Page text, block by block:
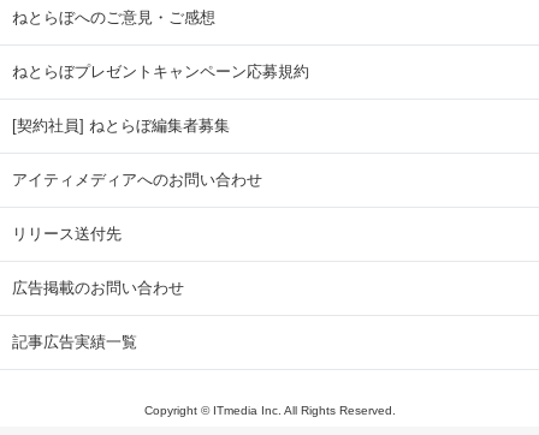
ねとらぼへのご意見・ご感想
ねとらぼプレゼントキャンペーン応募規約
[契約社員] ねとらぼ編集者募集
アイティメディアへのお問い合わせ
リリース送付先
広告掲載のお問い合わせ
記事広告実績一覧
Copyright © ITmedia Inc. All Rights Reserved.